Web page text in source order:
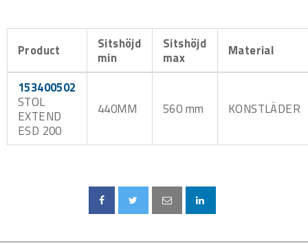
Product
Sitshöjd
min
Sitshöjd
max
Material
153400502
STOL
EXTEND
ESD 200
440MM 560 mm KONSTLÄDER